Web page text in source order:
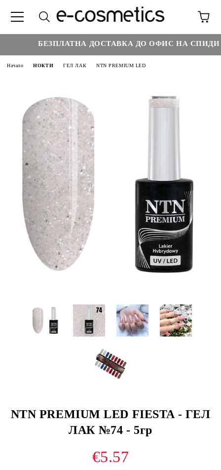
БЕЗПЛАТНА ДОСТАВКА ДО ОФИС НА СПИДИ
Начало НОКТИ ГЕЛ ЛАК NTN PREMIUM LED
NTN PREMIUM LED FIESTA - ГЕЛ
ЛАК №74 - 5гр
€5.57